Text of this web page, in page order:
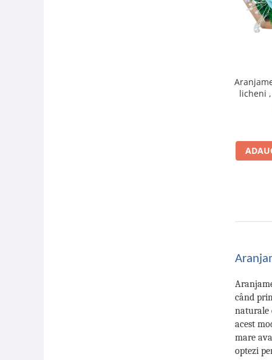
licheni
când
naturale
acest
mare
optezi